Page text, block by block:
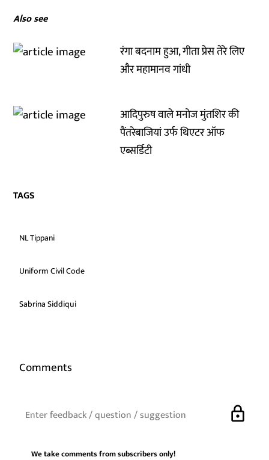
Also see
रंगा बदनाम हुआ, गीता प्रेस तेरे लिए
और महामानव गांधी
आदिपुरुष वाले मनोज मुंतशिर की
पैंतरेबाजियां उर्फ थिएटर ऑफ
एब्सर्डिटी
TAGS
NL Tippani
Uniform Civil Code
Sabrina Siddiqui
Comments
lock
We take comments from subscribers only!